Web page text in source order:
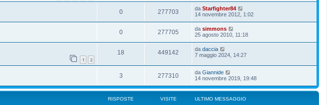
0 277703 da Starfighter84
14 novembre 2012, 1:02
0 277705 da simmons
25 agosto 2010, 11:18
1 2
18 449142 da daccia
7 maggio 2024, 14:27
3 277310 da Giannide
14 novembre 2019, 19:48
RISPOSTE VISITE ULTIMO MESSAGGIO